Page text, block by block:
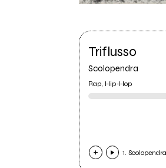
Triflusso
Scolopendra
Rap, Hip-Hop
1. Scolopendra